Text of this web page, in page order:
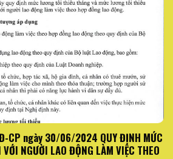
CP ngày 30/06/2024 QUY ĐỊNH MỨC
NGƯỜI LAO ĐỘNG LÀM VIỆC THEO